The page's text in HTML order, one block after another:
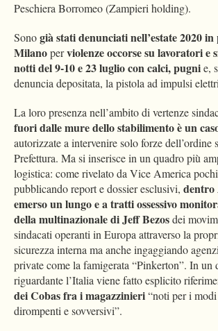
Peschiera Borromeo (Zampieri holding).
Sonogià stati denunciati nell’estate 2020
Milanoperviolenze occorse su lavoratori e
notti del 9-10 e 23 luglio con calci, pugnie,
denuncia depositata, la pistola ad impulsi
La loro presenza nell’ambito di vertenze
fuori dalle mure dello stabilimento è un
autorizzate a intervenire solo forze dell’ordine
Prefettura. Ma si inserisce in un quadro più
logistica: come rivelato da Vice America
pubblicando report e dossier esclusivi, dentro
emerso un lungo e a tratti ossessivo
della multinazionale di Jeff Bezosdei
sindacati operanti in Europa attraverso la
sicurezza interna ma anche ingaggiando
private come la famigerata “Pinkerton”. In un
riguardante l’Italia viene fatto esplicito
dei Cobas fra i magazzinieri“noti per i
dirompenti e sovversivi”.